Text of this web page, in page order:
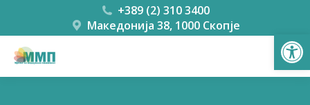
+389 (2) 310 3400
Македонија 38, 1000 Скопје